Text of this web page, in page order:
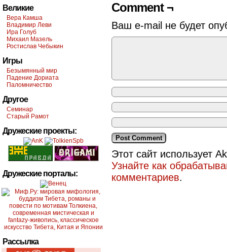
Великие
Вера Камша
Владимир Леви
Ира Голуб
Михаил Мазель
Ростислав Чебыкин
Игры
Безымянный мир
Падение Дориата
Паломничество
Другое
Семинар
Старый Рамот
Дружеские проекты:
Дружеские порталы:
Рассылка
Comment ¬
Ваш e-mail не будет
Этот сайт использует
Узнайте как
комментариев.